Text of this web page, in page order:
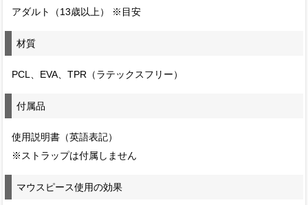
アダルト（13歳以上） ※目安
材質
PCL、EVA、TPR（ラテックスフリー）
付属品
使用説明書（英語表記）
※ストラップは付属しません
マウスピース使用の効果